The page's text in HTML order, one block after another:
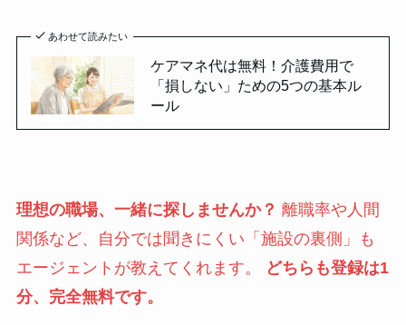
あわせて読みたい
ケアマネ代は無料！介護費用で
「損しない」ための5つの基本ル
ール
理想の職場、一緒に探しませんか？ 離職率や人間
関係など、自分では聞きにくい「施設の裏側」も
エージェントが教えてくれます。
どちらも登録は1
分、完全無料です。